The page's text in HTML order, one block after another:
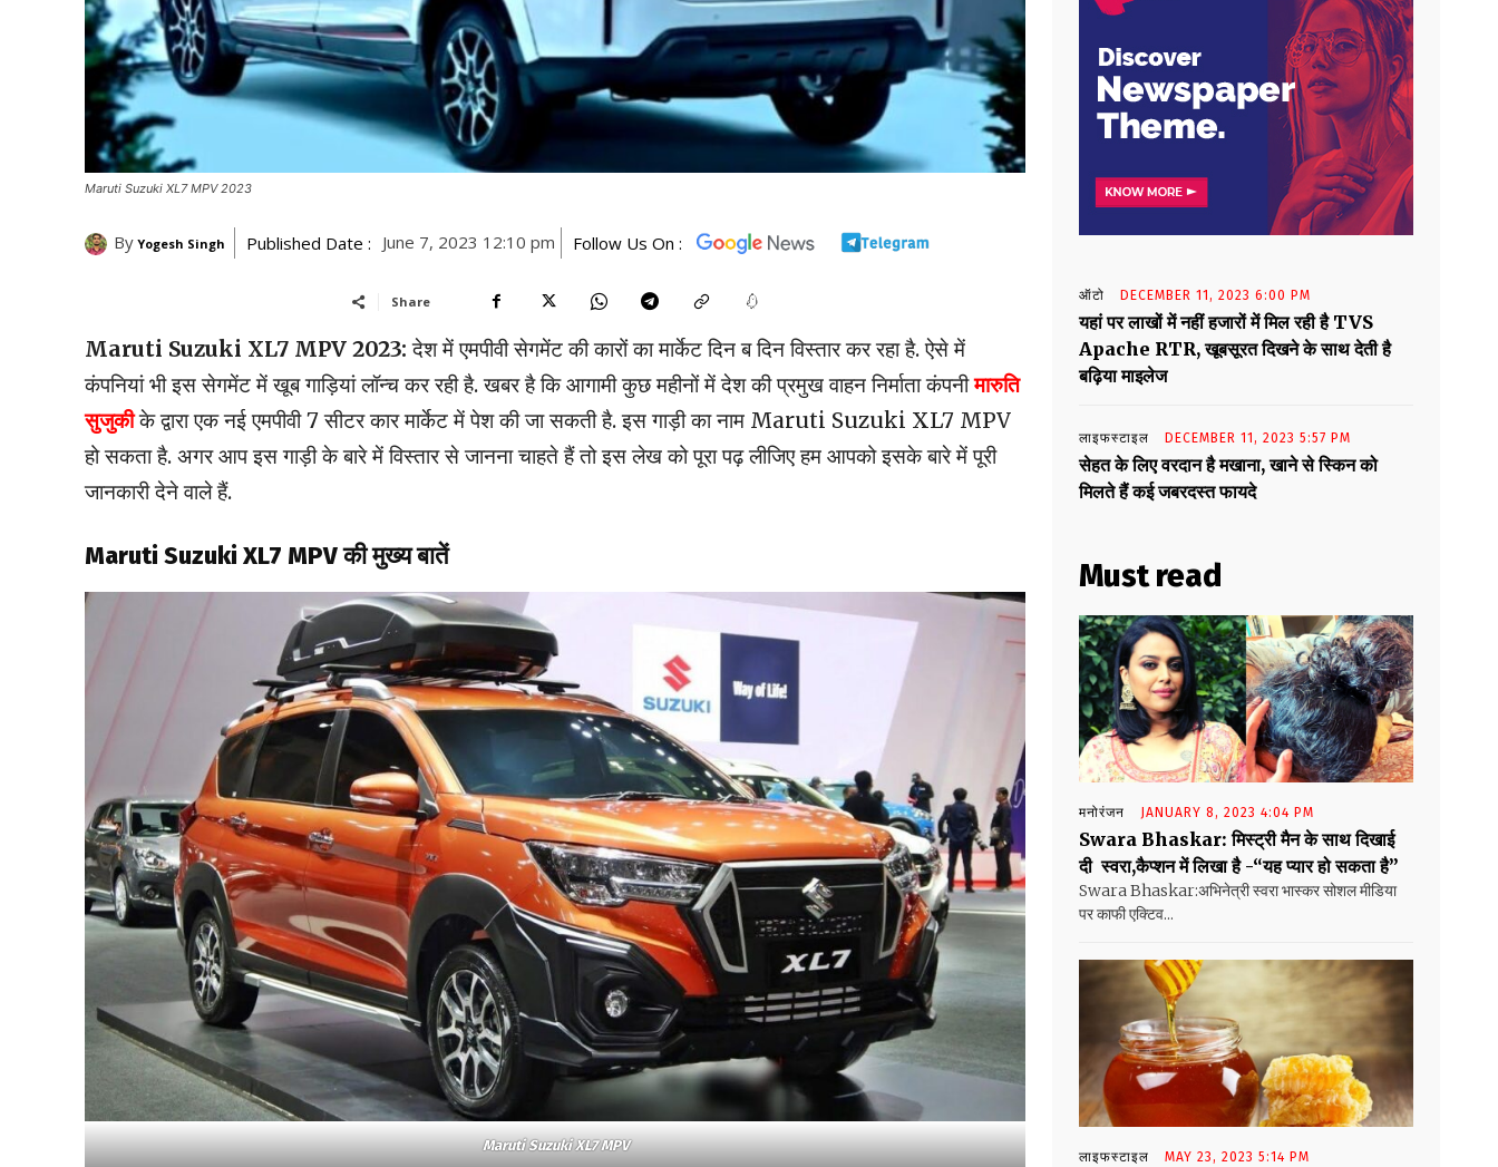
Maruti Suzuki XL7 MPV 2023
By Yogesh Singh Published Date : June 7, 2023 12:10 pm Follow Us On :
Share
Maruti Suzuki XL7 MPV 2023: देश में एमपीवी सेगमेंट की कारों का मार्केट दिन ब दिन विस्तार कर रहा है. ऐसे में
कंपनियां भी इस सेगमेंट में खूब गाड़ियां लॉन्च कर रही है. खबर है कि आगामी कुछ महीनों में देश की प्रमुख वाहन निर्माता कंपनीमारुति
सुजुकीके द्वारा एक नई एमपीवी 7 सीटर कार मार्केट में पेश की जा सकती है. इस गाड़ी का नाम Maruti Suzuki XL7 MPV
हो सकता है. अगर आप इस गाड़ी के बारे में विस्तार से जानना चाहते हैं तो इस लेख को पूरा पढ़ लीजिए हम आपको इसके बारे में पूरी
जानकारी देने वाले हैं.
Maruti Suzuki XL7 MPV की मुख्य बातें
Maruti Suzuki XL7 MPV
ऑटो DECEMBER 11, 2023 6:00 PM
यहां पर लाखों में नहीं हजारों में मिल रही है TVS
Apache RTR, खूबसूरत दिखने के साथ देती है
बढ़िया माइलेज
लाइफस्टाइल DECEMBER 11, 2023 5:57 PM
सेहत के लिए वरदान है मखाना, खाने से स्किन को
मिलते हैं कई जबरदस्त फायदे
Must read
मनोरंजन JANUARY 8, 2023 4:04 PM
Swara Bhaskar: मिस्ट्री मैन के साथ दिखाई
दी स्वरा,कैप्शन में लिखा है -“यह प्यार हो सकता है”
Swara Bhaskar:अभिनेत्री स्वरा भास्कर सोशल मीडिया
पर काफी एक्टिव...
लाइफस्टाइल MAY 23, 2023 5:14 PM